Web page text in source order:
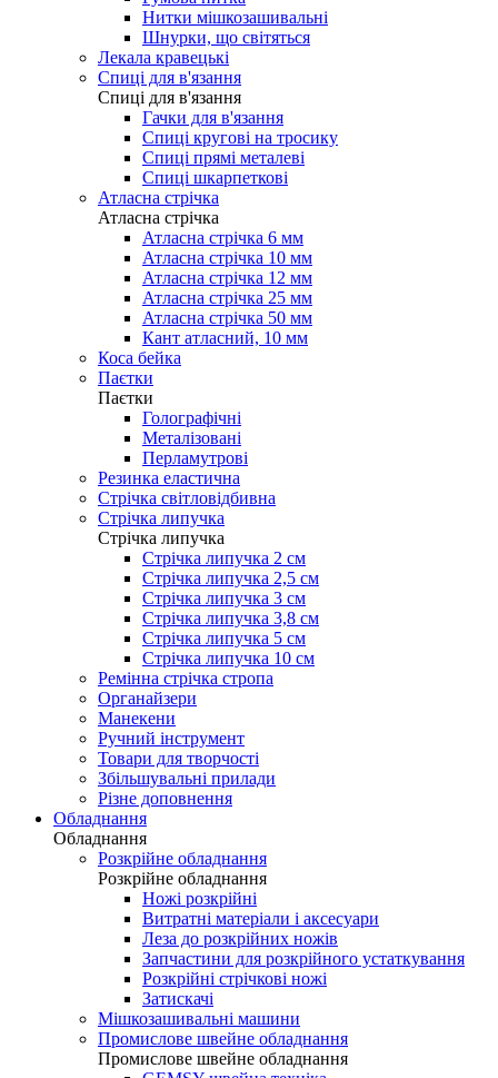
Нитки мішкозашивальні
Шнурки, що світяться
Лекала кравецькі
Cпиці для в'язання
Cпиці для в'язання
Гачки для в'язання
Спиці кругові на тросику
Спиці прямі металеві
Спиці шкарпеткові
Атласна стрічка
Атласна стрічка
Атласна стрічка 6 мм
Атласна стрічка 10 мм
Атласна стрічка 12 мм
Атласна стрічка 25 мм
Атласна стрічка 50 мм
Кант атласний, 10 мм
Коса бейка
Паєтки
Паєтки
Голографічні
Металізовані
Перламутрові
Резинка еластична
Стрічка світловідбивна
Стрічка липучка
Стрічка липучка
Стрічка липучка 2 см
Стрічка липучка 2,5 см
Стрічка липучка 3 см
Стрічка липучка 3,8 см
Стрічка липучка 5 см
Стрічка липучка 10 см
Ремінна стрічка стропа
Органайзери
Манекени
Ручний інструмент
Товари для творчості
Збільшувальні прилади
Різне доповнення
Обладнання
Обладнання
Розкрійне обладнання
Розкрійне обладнання
Ножі розкрійні
Витратні матеріали і аксесуари
Леза до розкрійних ножів
Запчастини для розкрійного устаткування
Розкрійні стрічкові ножі
Затискачі
Мішкозашивальні машини
Промислове швейне обладнання
Промислове швейне обладнання